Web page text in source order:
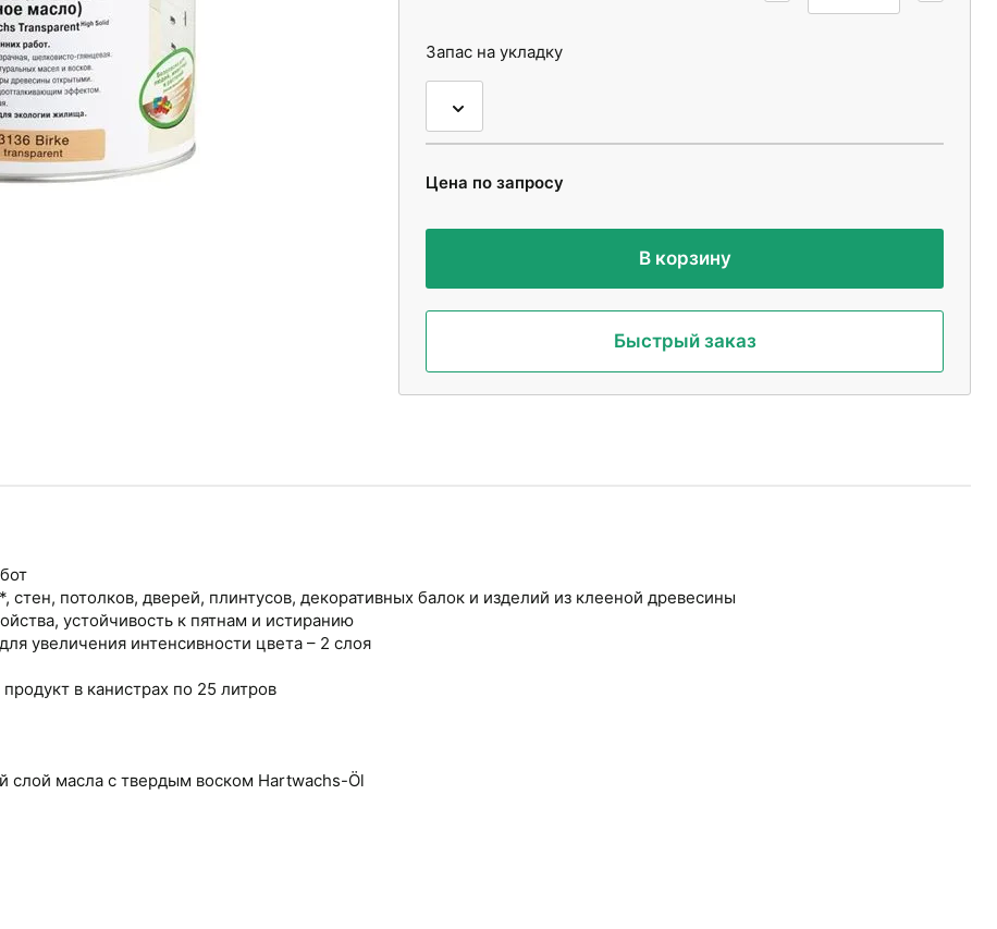
Запас на укладку
Цена по запросу
В корзину
Быстрый заказ
потолков, дверей, плинтусов, декоративных балок и изделий из клееной древесины
устойчивость к пятнам и истиранию
увеличения интенсивности цвета – 2 слоя
в канистрах по 25 литров
слой масла с твердым воском Hartwachs-Öl